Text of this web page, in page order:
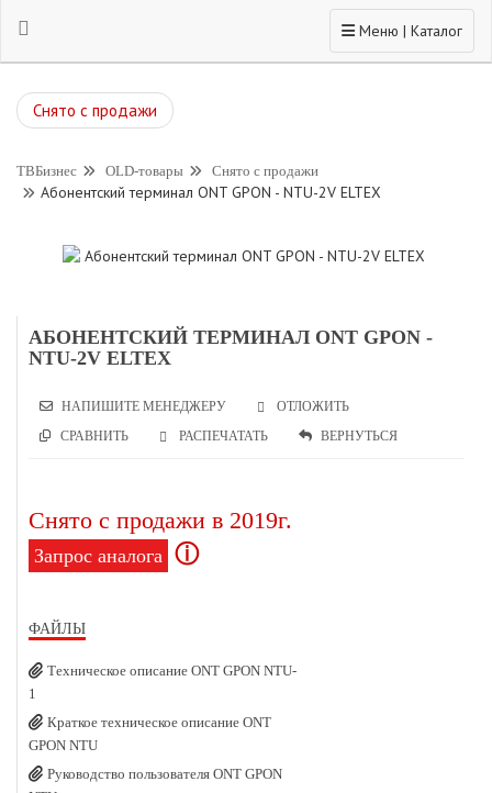
Toggle navigation
Меню | Каталог
Снято с продажи
ТВБизнес OLD-товары Снято с продажи
Абонентский терминал ONT GPON - NTU-2V ELTEX
АБОНЕНТСКИЙ ТЕРМИНАЛ ONT GPON -
NTU-2V ELTEX
НАПИШИТЕ МЕНЕДЖЕРУ
ОТЛОЖИТЬ
СРАВНИТЬ
РАСПЕЧАТАТЬ ВЕРНУТЬСЯ
Снято с продажи в 2019г.
Запрос аналога ⓘ
ФАЙЛЫ
Техническое описание ONT GPON NTU-
1
Краткое техническое описание ONT
GPON NTU
Руководство пользователя ONT GPON